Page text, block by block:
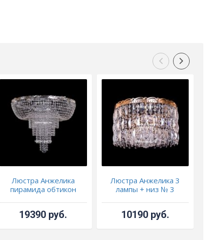
Люстра Анжелика
пирамида обтикон
19390 руб.
Люстра Анжелика 3
лампы + низ № 3
10190 руб.